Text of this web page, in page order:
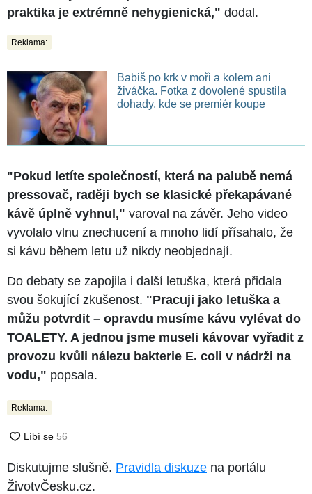
praktika je extrémně nehygienická," dodal.
Reklama:
Babiš po krk v moři a kolem ani
živáčka. Fotka z dovolené spustila
dohady, kde se premiér koupe
"Pokud letíte společností, která na palubě nemá
pressovač, raději bych se klasické překapávané
kávě úplně vyhnul," varoval na závěr. Jeho video
vyvolalo vlnu znechucení a mnoho lidí přísahalo, že
si kávu během letu už nikdy neobjednají.
Do debaty se zapojila i další letuška, která přidala
svou šokující zkušenost. "Pracuji jako letuška a
můžu potvrdit – opravdu musíme kávu vylévat do
TOALETY. A jednou jsme museli kávovar vyřadit z
provozu kvůli nálezu bakterie E. coli v nádrži na
vodu," popsala.
Reklama:
Diskutujme slušně. Pravidla diskuze na portálu
ŽivotvČesku.cz.